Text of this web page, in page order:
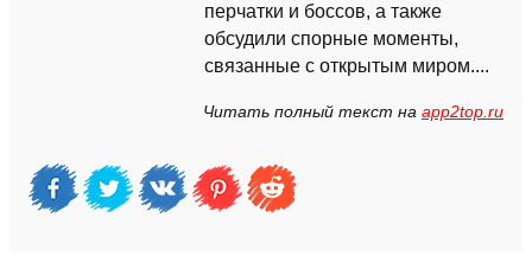
перчатки и боссов, а также
обсудили спорные моменты,
связанные с открытым миром....
Читать полный текст на app2top.ru